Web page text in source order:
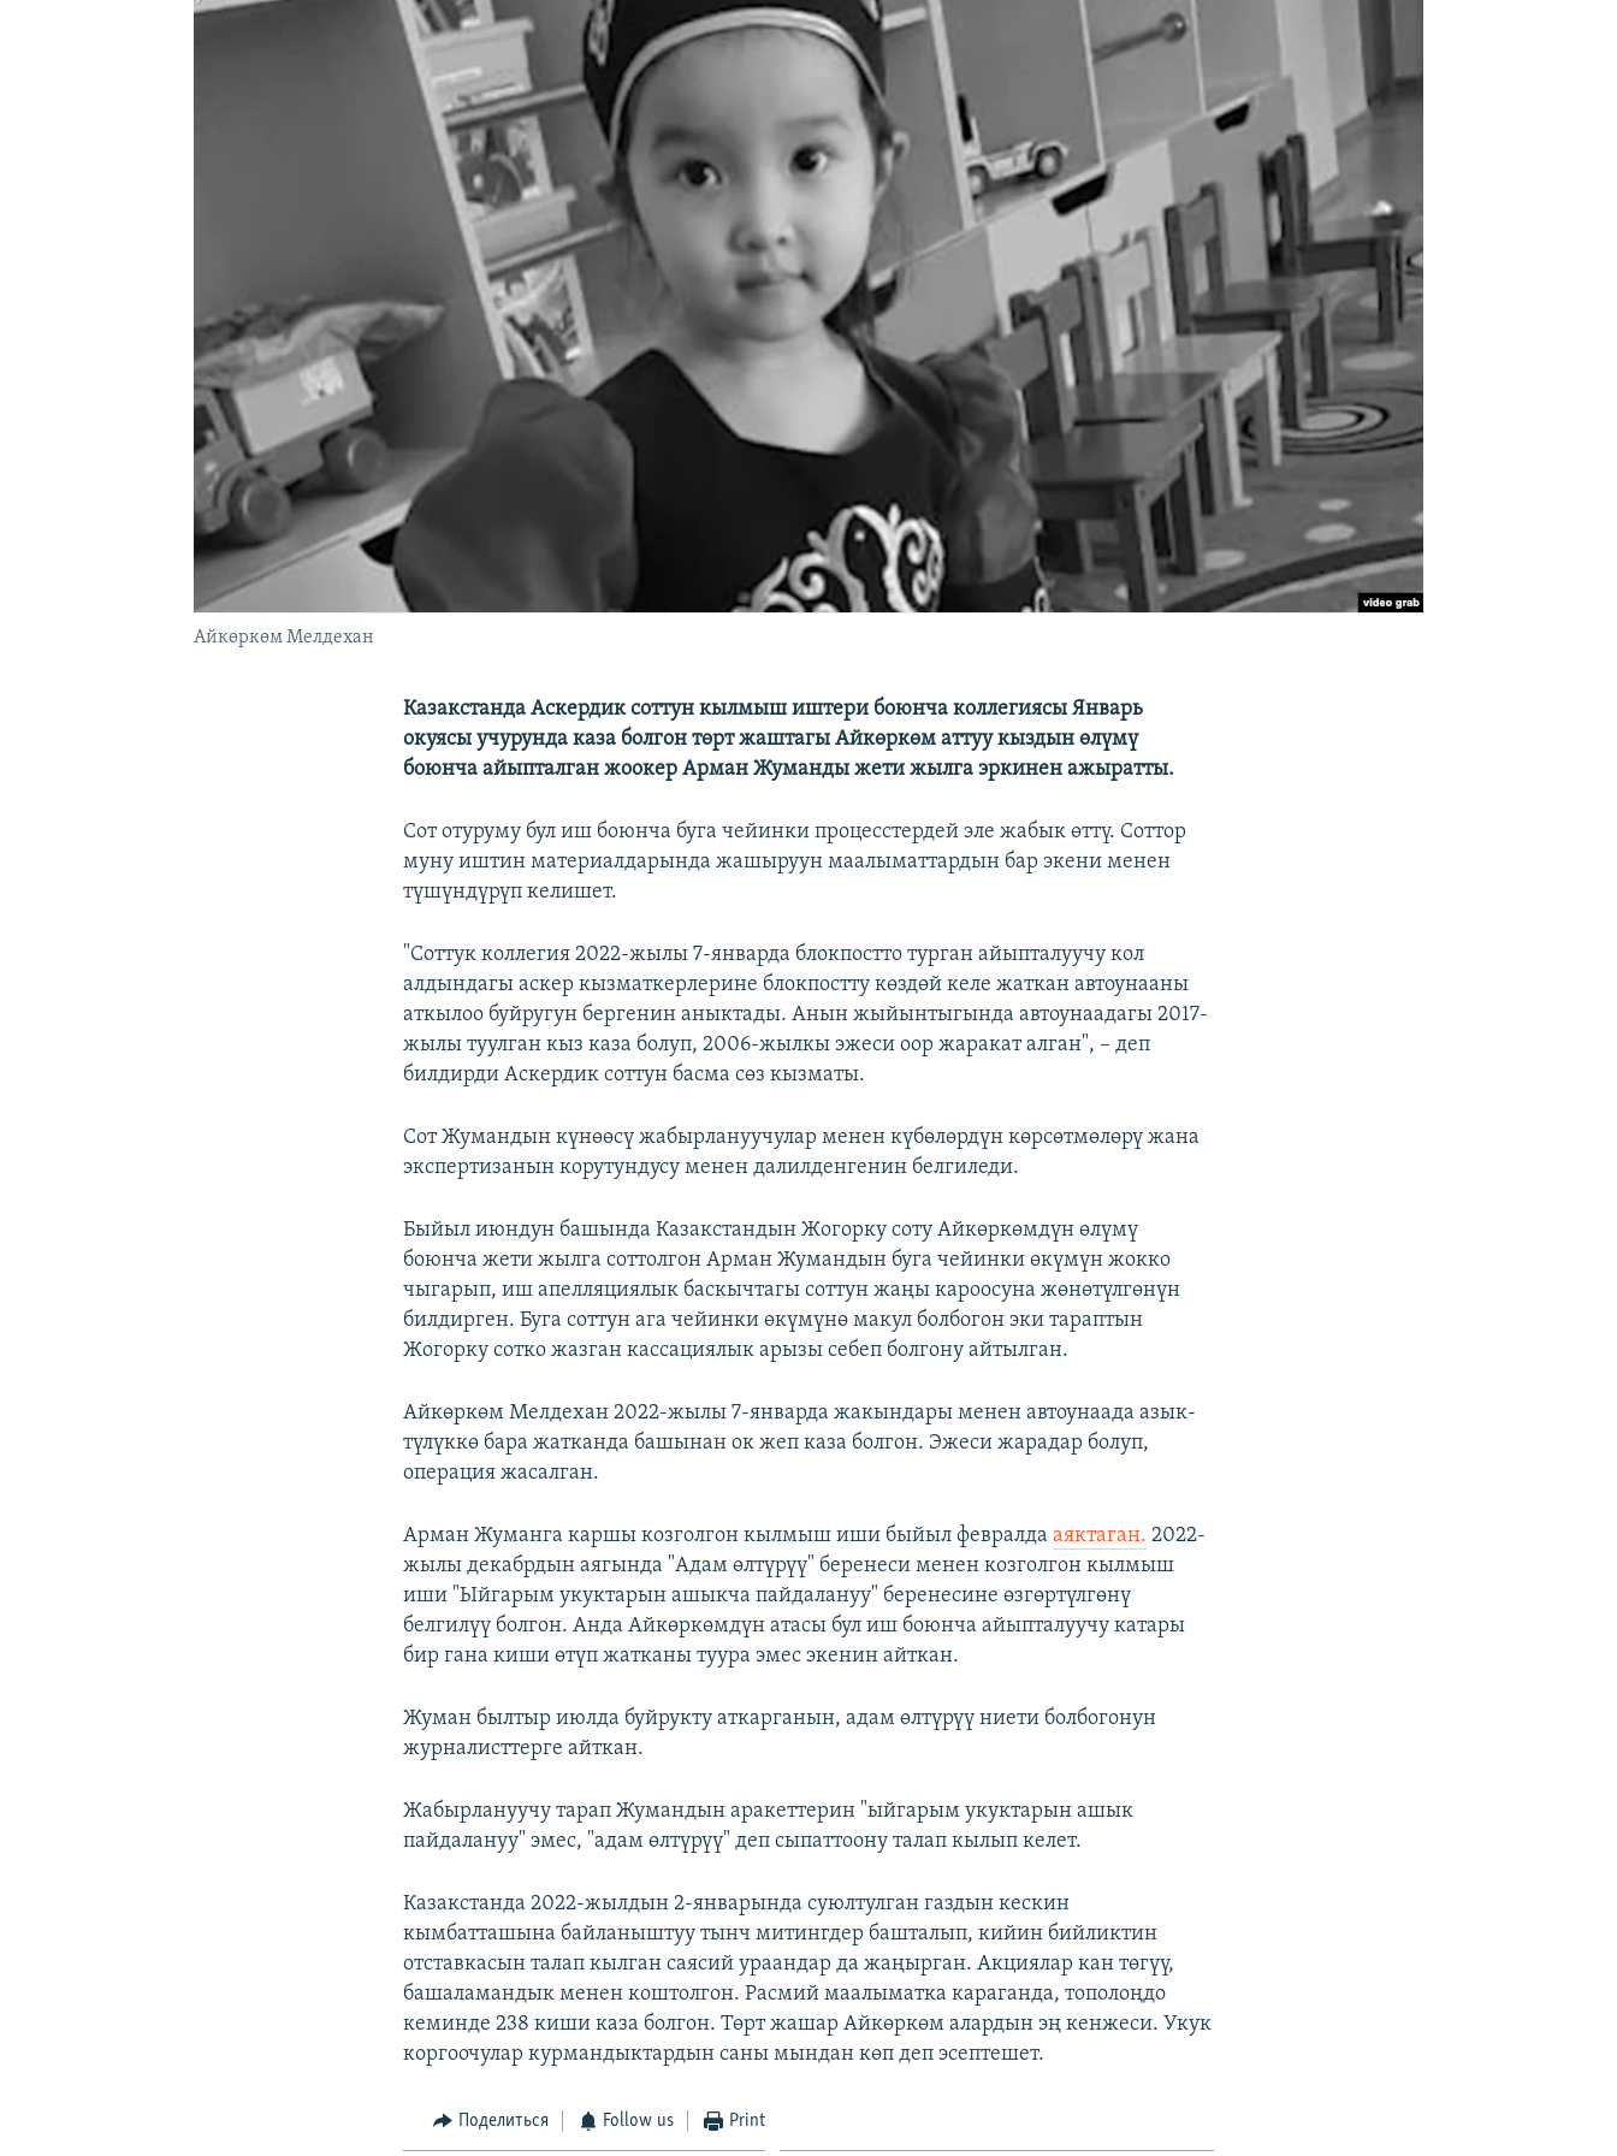
Айкөркөм Мелдехан
Казакстанда Аскердик соттун кылмыш иштери боюнча коллегиясы Январь
окуясы учурунда каза болгон төрт жаштагы Айкөркөм аттуу кыздын өлүмү
боюнча айыпталган жоокер Арман Жуманды жети жылга эркинен ажыратты.
Сот отуруму бул иш боюнча буга чейинки процесстердей эле жабык өттү. Соттор
муну иштин материалдарында жашыруун маалыматтардын бар экени менен
түшүндүрүп келишет.
"Соттук коллегия 2022-жылы 7-январда блокпостто турган айыпталуучу кол
алдындагы аскер кызматкерлерине блокпостту көздөй келе жаткан автоунааны
аткылоо буйругун бергенин аныктады. Анын жыйынтыгында автоунаадагы 2017-
жылы туулган кыз каза болуп, 2006-жылкы эжеси оор жаракат алган", – деп
билдирди Аскердик соттун басма сөз кызматы.
Сот Жумандын күнөөсү жабырлануучулар менен күбөлөрдүн көрсөтмөлөрү жана
экспертизанын корутундусу менен далилденгенин белгиледи.
Быйыл июндун башында Казакстандын Жогорку соту Айкөркөмдүн өлүмү
боюнча жети жылга соттолгон Арман Жумандын буга чейинки өкүмүн жокко
чыгарып, иш апелляциялык баскычтагы соттун жаңы кароосуна жөнөтүлгөнүн
билдирген. Буга соттун ага чейинки өкүмүнө макул болбогон эки тараптын
Жогорку сотко жазган кассациялык арызы себеп болгону айтылган.
Айкөркөм Мелдехан 2022-жылы 7-январда жакындары менен автоунаада азык-
түлүккө бара жатканда башынан ок жеп каза болгон. Эжеси жарадар болуп,
операция жасалган.
Арман Жуманга каршы козголгон кылмыш иши быйыл февралдааяктаган. 2022-
жылы декабрдын аягында "Адам өлтүрүү" беренеси менен козголгон кылмыш
иши "Ыйгарым укуктарын ашыкча пайдалануу" беренесине өзгөртүлгөнү
белгилүү болгон. Анда Айкөркөмдүн атасы бул иш боюнча айыпталуучу катары
бир гана киши өтүп жатканы туура эмес экенин айткан.
Жуман былтыр июлда буйрукту аткарганын, адам өлтүрүү ниети болбогонун
журналисттерге айткан.
Жабырлануучу тарап Жумандын аракеттерин "ыйгарым укуктарын ашык
пайдалануу" эмес, "адам өлтүрүү" деп сыпаттоону талап кылып келет.
Казакстанда 2022-жылдын 2-январында суюлтулган газдын кескин
кымбатташына байланыштуу тынч митингдер башталып, кийин бийликтин
отставкасын талап кылган саясий ураандар да жаңырган. Акциялар кан төгүү,
башаламандык менен коштолгон. Расмий маалыматка караганда, тополоңдо
кеминде 238 киши каза болгон. Төрт жашар Айкөркөм алардын эң кенжеси. Укук
коргоочулар курмандыктардын саны мындан көп деп эсептешет.
Поделиться Follow us Print